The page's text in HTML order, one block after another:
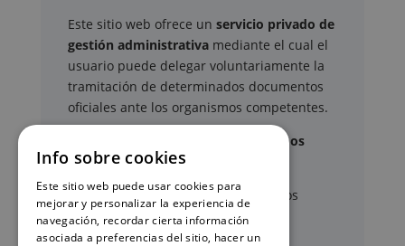
Este sitio web ofrece un servicio privado de
gestión administrativa mediante el cual el
usuario puede delegar voluntariamente la
tramitación de determinados documentos
oficiales ante los organismos competentes.
Documentos y trámites que podemos
gestionar
A través de nuestro servicio, podemos
gestionar, entre otros:
Info sobre cookies
Este sitio web puede usar cookies para
mejorar y personalizar la experiencia de
navegación, recordar cierta información
asociada a preferencias del sitio, hacer un